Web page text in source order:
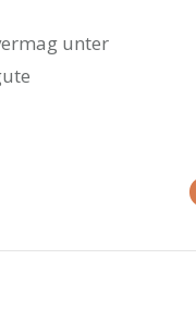
unter